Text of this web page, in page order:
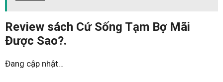
Review sách Cứ Sống Tạm Bợ Mãi
Được Sao?.
Đang cập nhật…